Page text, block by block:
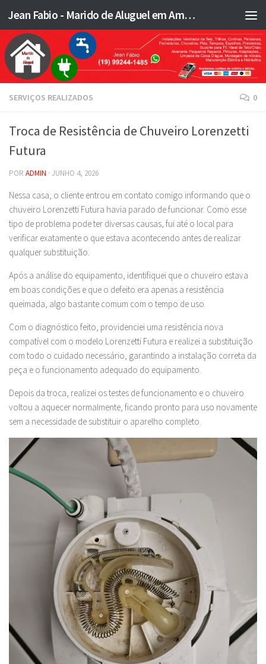
Skip to content Jean Fabio - Marido de Aluguel em Americana SP e região - JFMA
SERVIÇOS REALIZADOS 0
Troca de Resistência de Chuveiro Lorenzetti
Futura
POR ADMIN · JUNHO 4, 2026
Nessa casa, o cliente entrou em contato comigo informando que o
chuveiro Lorenzetti Futura havia parado de funcionar. Como esse
tipo de problema pode ter diversas causas, fui até o local para
verificar exatamente o que estava acontecendo antes de realizar
qualquer substituição.
Após a análise do equipamento, identifiquei que o chuveiro estava
em boas condições e que o defeito era apenas a resistência
queimada, algo bastante comum com o tempo de uso.
Com o diagnóstico feito, providenciei uma resistência nova
compatível com o modelo Lorenzetti Futura e realizei a substituição
com todo o cuidado necessário, garantindo a instalação correta da
peça e o funcionamento adequado do equipamento.
Depois da troca, realizei os testes de funcionamento e o chuveiro
voltou a aquecer normalmente, ficando pronto para uso novamente
sem a necessidade de substituir o aparelho completo.